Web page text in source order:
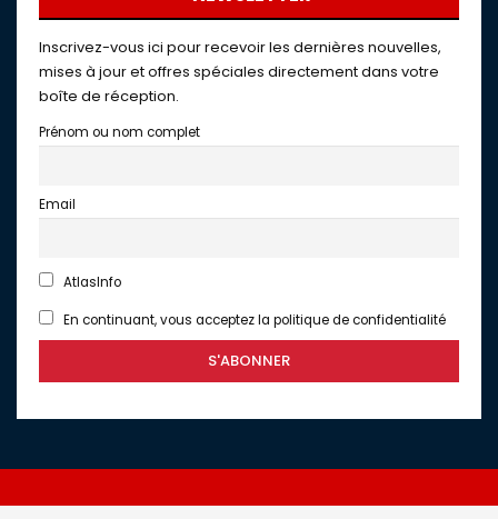
Inscrivez-vous ici pour recevoir les dernières nouvelles,
mises à jour et offres spéciales directement dans votre
boîte de réception.
Prénom ou nom complet
Email
AtlasInfo
En continuant, vous acceptez la politique de confidentialité